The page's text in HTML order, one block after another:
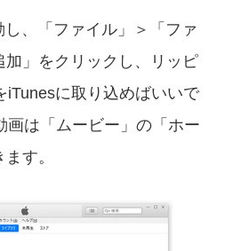
、「ファイル」＞「ファ
加」をクリックし、リッピ
iTunesに取り込めばいいで
画は「ムービー」の「ホー
す。